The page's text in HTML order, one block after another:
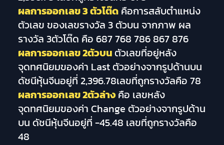
ผลการออกเลข 3 ตัวโต๊ด คือการสลับตำแหน่ง
ตัวเลข ของเลขรางวัล 3 ตัวบน จากภาพ ผล
รางวัล 3ตัวโต๊ด คือ 687 768 786 867 876
ผลการออกเลข 2ตัวบนตัวเลขที่อยู่หลัง
จุดทศนิยมของค่า Last ตัวอย่างจากรูปด้านบน
ดัชนีหุ้นจีนอยู่ที่ 2,396.78เลขที่ถูกรางวัลคือ 78
ผลการออกเลข 2ตัวล่าง คือ เลขหลัง
จุดทศนิยมของค่า Change ตัวอย่างจากรูปด้าน
บน ดัชนีหุ้นจีนอยู่ที่ -45.48 เลขที่ถูกรางวัลคือ
48